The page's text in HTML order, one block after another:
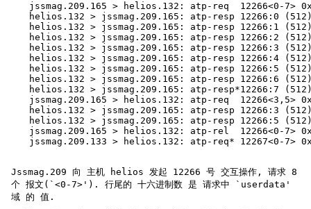
jssmag.209.165 > helios.132: atp-req  12266<0-7>
helios.132 > jssmag.209.165: atp-resp 12266:0 (512)
helios.132 > jssmag.209.165: atp-resp 12266:1 (512)
helios.132 > jssmag.209.165: atp-resp 12266:2 (512)
helios.132 > jssmag.209.165: atp-resp 12266:3 (512)
helios.132 > jssmag.209.165: atp-resp 12266:4 (512)
helios.132 > jssmag.209.165: atp-resp 12266:5 (512)
helios.132 > jssmag.209.165: atp-resp 12266:6 (512)
helios.132 > jssmag.209.165: atp-resp*12266:7 (512)
jssmag.209.165 > helios.132: atp-req  12266<3,5>
helios.132 > jssmag.209.165: atp-resp 12266:3 (512)
helios.132 > jssmag.209.165: atp-resp 12266:5 (512)
jssmag.209.165 > helios.132: atp-rel  12266<0-7>
jssmag.209.133 > helios.132: atp-req* 12267<0-7>
Jssmag.209 向 主机 helios 发起 12266 号 交互操作, 请求 8
个 报文(`<0-7>'). 行尾的 十六进制数 是 请求中 `userdata'
域 的 值.